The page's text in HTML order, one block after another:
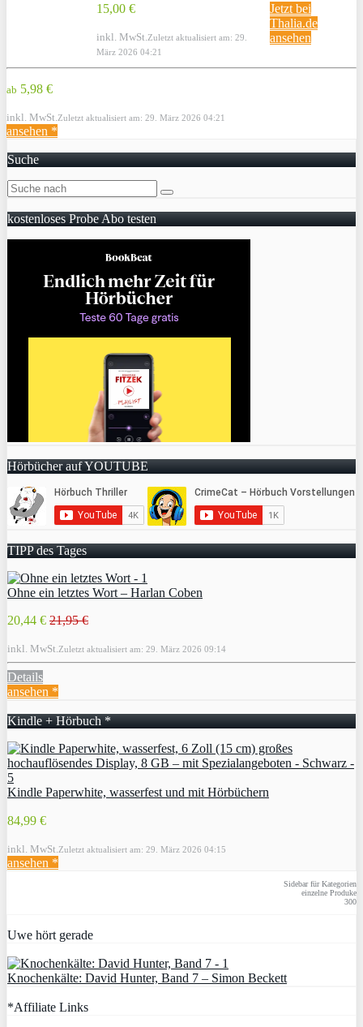
15,00 €
inkl. MwSt. Zuletzt aktualisiert am: 29.
März 2026 04:21
Jetzt bei
Thalia.de
ansehen
ab 5,98 €
inkl. MwSt. Zuletzt aktualisiert am: 29. März 2026 04:21
ansehen *
Suche
kostenloses Probe Abo testen
Hörbücher auf YOUTUBE
TIPP des Tages
Ohne ein letztes Wort – Harlan Coben
20,44 € 21,95 €
inkl. MwSt. Zuletzt aktualisiert am: 29. März 2026 09:14
Details
ansehen *
Kindle + Hörbuch *
Kindle Paperwhite, wasserfest und mit Hörbüchern
84,99 €
inkl. MwSt. Zuletzt aktualisiert am: 29. März 2026 04:15
ansehen *
Sidebar für Kategorien
einzelne Produke
300
Uwe hört gerade
Knochenkälte: David Hunter, Band 7 – Simon Beckett
*Affiliate Links